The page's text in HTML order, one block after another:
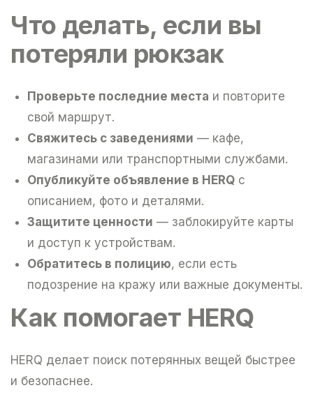
Что делать, если вы
потеряли рюкзак
Проверьте последние места и повторите
свой маршрут.
Свяжитесь с заведениями — кафе,
магазинами или транспортными службами.
Опубликуйте объявление в HERQ с
описанием, фото и деталями.
Защитите ценности — заблокируйте карты
и доступ к устройствам.
Обратитесь в полицию, если есть
подозрение на кражу или важные документы.
Как помогает HERQ
HERQ делает поиск потерянных вещей быстрее
и безопаснее.